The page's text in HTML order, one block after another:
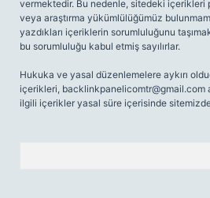
vermektedir. Bu nedenle, sitedeki
veya araştırma yükümlülüğümüz
yazdıkları içeriklerin sorumluluğunu
bu sorumluluğu kabul etmiş sayılırlar.
Hukuka ve yasal düzenlemelere aykırı
içerikleri, backlinkpanelicomtr@gmail.com
ilgili içerikler yasal süre içerisinde